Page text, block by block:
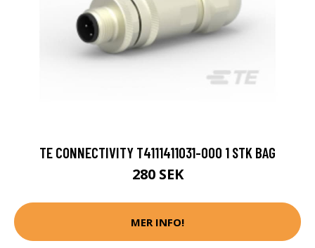
TE CONNECTIVITY T4111411031-000 1 STK BAG
280 SEK
MER INFO!